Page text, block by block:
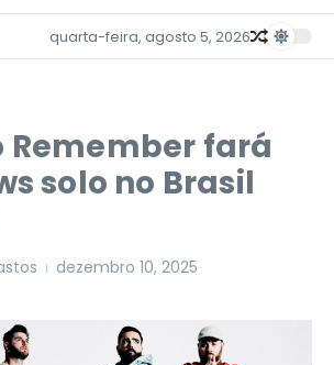
quarta-feira, agosto 5, 2026
Remember fará
solo no Brasil
dezembro 10, 2025